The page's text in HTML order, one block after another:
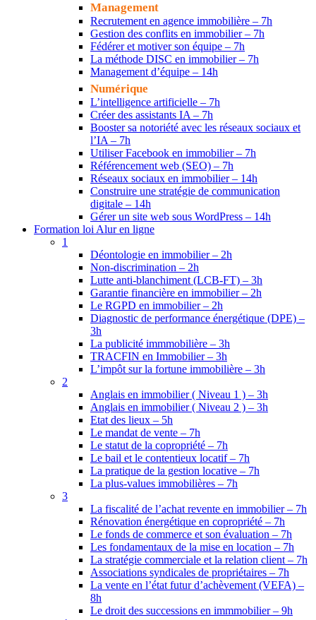
Management
Recrutement en agence immobilière – 7h
Gestion des conflits en immobilier – 7h
Fédérer et motiver son équipe – 7h
La méthode DISC en immobilier – 7h
Management d’équipe – 14h
Numérique
L’intelligence artificielle – 7h
Créer des assistants IA – 7h
Booster sa notoriété avec les réseaux sociaux et
l’IA – 7h
Utiliser Facebook en immobilier – 7h
Référencement web (SEO) – 7h
Réseaux sociaux en immobilier – 14h
Construire une stratégie de communication
digitale – 14h
Gérer un site web sous WordPress – 14h
Formation loi Alur en ligne
1
Déontologie en immobilier – 2h
Non-discrimination – 2h
Lutte anti-blanchiment (LCB-FT) – 3h
Garantie financière en immobilier – 2h
Le RGPD en immobilier – 2h
Diagnostic de performance énergétique (DPE) –
3h
La publicité immmobilière – 3h
TRACFIN en Immobilier – 3h
L’impôt sur la fortune immobilière – 3h
2
Anglais en immobilier ( Niveau 1 ) – 3h
Anglais en immobilier ( Niveau 2 ) – 3h
Etat des lieux – 5h
Le mandat de vente – 7h
Le statut de la copropriété – 7h
Le bail et le contentieux locatif – 7h
La pratique de la gestion locative – 7h
La plus-values immobilières – 7h
3
La fiscalité de l’achat revente en immobilier – 7h
Rénovation énergétique en copropriété – 7h
Le fonds de commerce et son évaluation – 7h
Les fondamentaux de la mise en location – 7h
La stratégie commerciale et la relation client – 7h
Associations syndicales de propriétaires – 7h
La vente en l’état futur d’achèvement (VEFA) –
8h
Le droit des successions en immmobilier – 9h